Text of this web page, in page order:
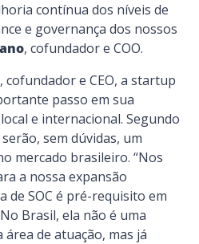
contínua dos níveis de
e governança dos nossos
, cofundador e COO.
, cofundador e CEO, a startup
passo em sua
e internacional. Segundo
sem dúvidas, um
mercado brasileiro. “Nos
a nossa expansão
de SOC é pré-requisito em
Brasil, ela não é uma
de atuação, mas já